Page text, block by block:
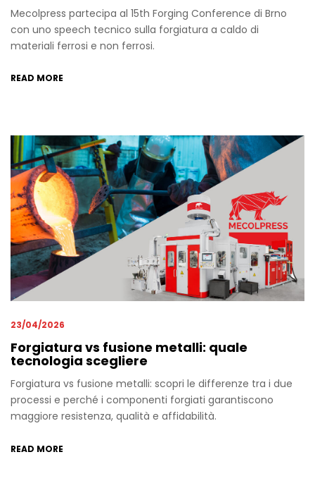
Mecolpress partecipa al 15th Forging Conference di Brno
con uno speech tecnico sulla forgiatura a caldo di
materiali ferrosi e non ferrosi.
READ MORE
23/04/2026
Forgiatura vs fusione metalli: quale
tecnologia scegliere
Forgiatura vs fusione metalli: scopri le differenze tra i due
processi e perché i componenti forgiati garantiscono
maggiore resistenza, qualità e affidabilità.
READ MORE